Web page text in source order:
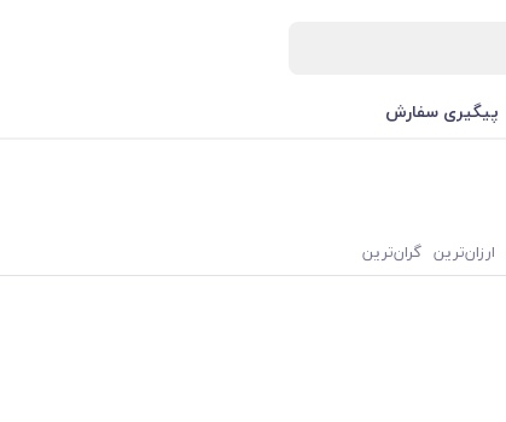
پیگیری سفارش
ارزان‌ترین گران‌ترین